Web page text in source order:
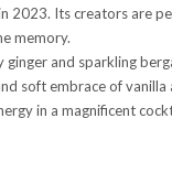
2023. Its creators are
memory.
and sparkling
soft embrace of
in a magnificent